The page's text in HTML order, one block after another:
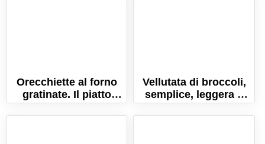
Orecchiette al forno
gratinate. Il piatto
ricco per le feste!
Vellutata di broccoli,
semplice, leggera e
nurtiente!